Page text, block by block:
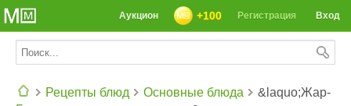
Вход
Регистрация
+100
Аукцион
Рецепты блюд
Основные блюда
&laquo;Жар-